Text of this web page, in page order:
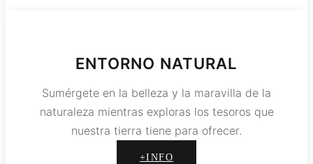
ENTORNO NATURAL
Sumérgete en la belleza y la maravilla de la
naturaleza mientras exploras los tesoros que
nuestra tierra tiene para ofrecer.
+INFO